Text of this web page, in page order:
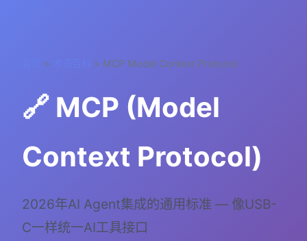
> > MCP Model Context Protocol
🔗 MCP (Model
Context Protocol)
2026年AI Agent集成的通用标准 — 像USB-
C一样统一AI工具接口